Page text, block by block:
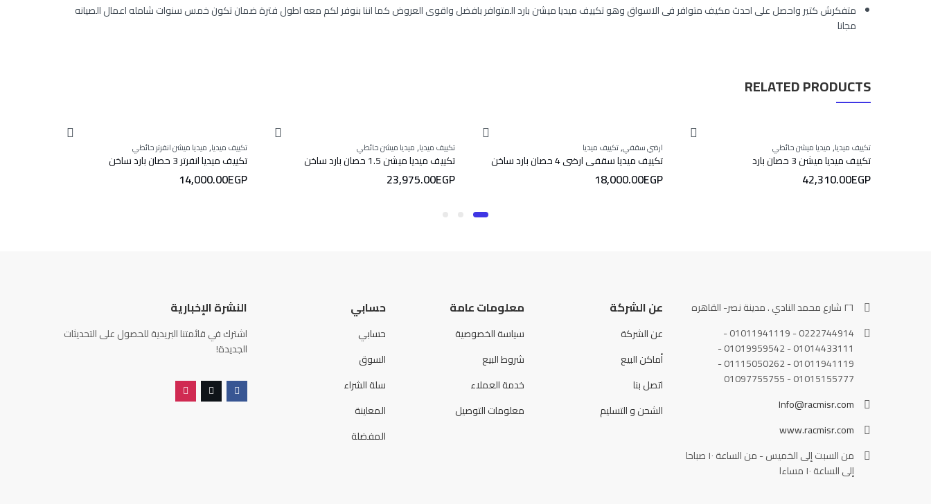
متفكرش كتير واحصل على احدث مكيف متوافر فى الاسواق وهو تكييف ميديا ميشن بارد المتوافر بافضل واقوى العروض كما اننا بنوفر لكم معه اطول فترة ضمان تكون خمس سنوات شامله اعمال الصيانه
مجانا
RELATED PRODUCTS
تكييف ميديا, ميديا ميشن حائطي
تكييف ميديا ميشن 3 حصان بارد
42,310.00EGP
ارضي سقفي,تكييف ميديا
تكييف ميديا سقفى ارضى 4 حصان بارد ساخن
18,000.00EGP
تكييف ميديا, ميديا ميشن حائطي
تكييف ميديا ميشن 1.5 حصان بارد ساخن
23,975.00EGP
تكييف ميديا, ميديا ميشن انفرتر حائطي
تكييف ميديا انفرتر 3 حصان بارد ساخن
14,000.00EGP
٢٦ شارع محمد النادي . مدينة نصر- القاهره
0222744914 - 01011941119 -
01014433111 - 01019959542 -
01011941119 - 01115050262 -
01015155777 - 01097755755
Info@racmisr.com
www.racmisr.com
من السبت إلى الخميس - من الساعة ١٠ صباحا
إلى الساعة ١٠ مساءا
عن الشركة
عن الشركة
أماكن البيع
اتصل بنا
الشحن و التسليم
معلومات عامة
سياسة الخصوصية
شروط البيع
خدمة العملاء
معلومات التوصيل
حسابي
حسابي
السوق
سلة الشراء
المعاينة
المفضلة
النشرة الإخبارية
اشترك في قائمتنا البريدية للحصول على التحديثات
الجديدة!